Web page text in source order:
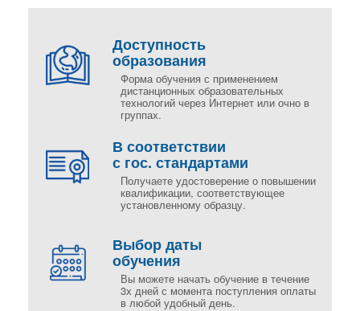
Доступность
образования
Форма обучения с применением
дистанционных образовательных
технологий через Интернет или очно в
группах.
В соответствии
с гос. стандартами
Получаете удостоверение о повышении
квалификации, соответствующее
установленному образцу.
Выбор даты
обучения
Вы можете начать обучение в течение
3х дней с момента поступления оплаты
в любой удобный день.